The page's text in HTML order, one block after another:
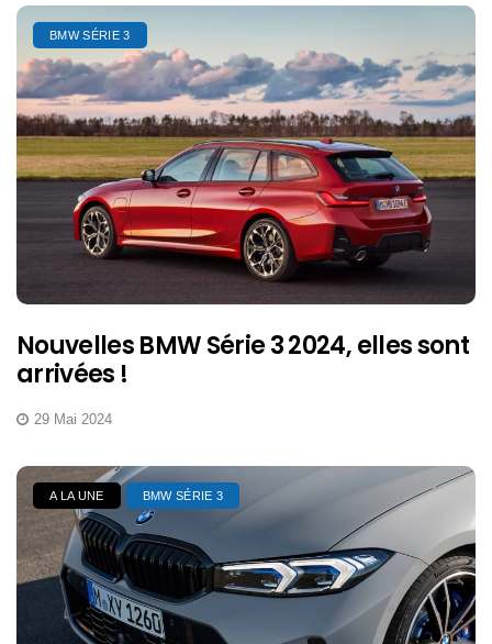
BMW SÉRIE 3
Nouvelles BMW Série 3 2024, elles sont
arrivées !
29 Mai 2024
A LA UNE BMW SÉRIE 3